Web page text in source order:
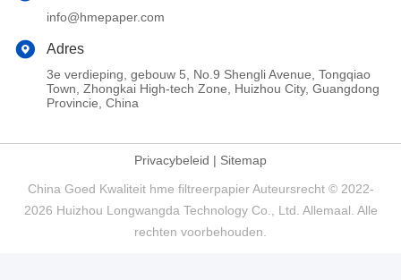
info@hmepaper.com
Adres
3e verdieping, gebouw 5, No.9 Shengli Avenue, Tongqiao
Town, Zhongkai High-tech Zone, Huizhou City, Guangdong
Provincie, China
Privacybeleid | Sitemap
China Goed Kwaliteit hme filtreerpapier Auteursrecht © 2022-
2026 Huizhou Longwangda Technology Co., Ltd. Allemaal. Alle
rechten voorbehouden.